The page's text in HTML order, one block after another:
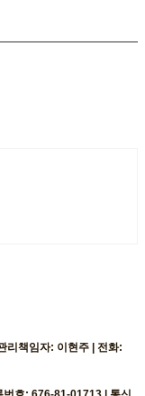
리책임자: 이현주 | 전화: